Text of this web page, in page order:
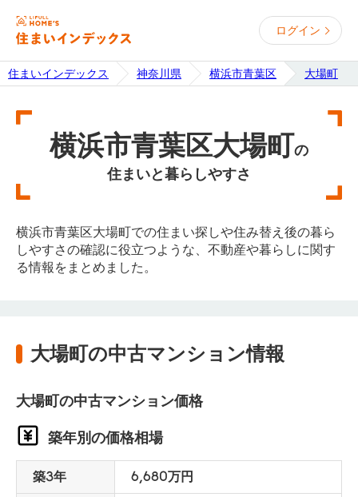
ログイン
住まいインデックス 神奈川県 横浜市青葉区 大場町
横浜市青葉区大場町の
住まいと暮らしやすさ
横浜市青葉区大場町での住まい探しや住み替え後の暮ら
しやすさの確認に役立つような、不動産や暮らしに関す
る情報をまとめました。
大場町の中古マンション情報
大場町の中古マンション価格
築年別の価格相場
築3年 6,680万円